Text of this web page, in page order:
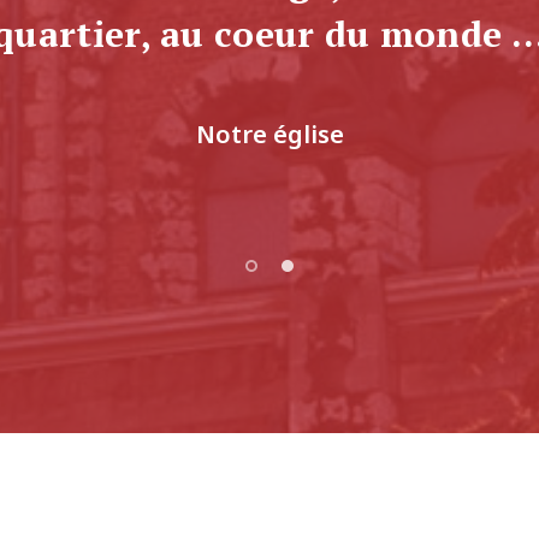
spirituel de l’Eglise,
à-dire le Christ lui-même (...)
Concile Vatican II